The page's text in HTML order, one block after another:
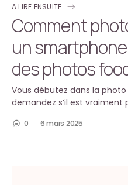
A LIRE ENSUITE
Comment
un
des photos
Vous débutez dans la
demandez s’il est vraiment
0 6 mars 2025